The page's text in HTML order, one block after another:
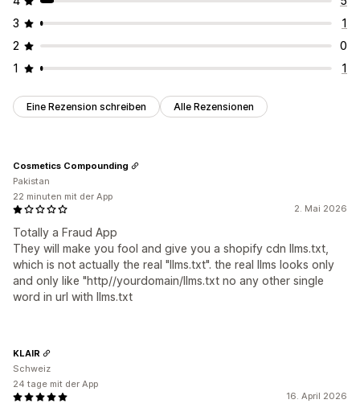
3
1
2
0
1
1
Eine Rezension schreiben Alle Rezensionen
2. Mai 2026
Totally a Fraud App
They will make you fool and give you a shopify cdn llms.txt,
which is not actually the real "llms.txt". the real llms looks only
and only like "http//yourdomain/llms.txt no any other single
word in url with llms.txt
Cosmetics Compounding
Pakistan
22 minuten mit der App
16. April 2026
KLAIR
Schweiz
24 tage mit der App